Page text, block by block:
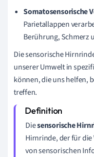
Somatosensorische
Parietallappen
Berührung, Schmerz
Die sensorische
unserer Umwelt in
können, die uns helfen,
treffen.
Diesensorische
Hirnrinde, der für
von sensorischen